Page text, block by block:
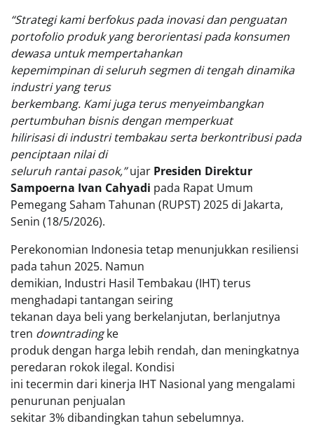
“Strategi kami berfokus pada inovasi dan penguatan
portofolio produk yang berorientasi pada konsumen
dewasa untuk mempertahankan
kepemimpinan di seluruh segmen di tengah dinamika
industri yang terus
berkembang. Kami juga terus menyeimbangkan
pertumbuhan bisnis dengan memperkuat
hilirisasi di industri tembakau serta berkontribusi pada
penciptaan nilai di
seluruh rantai pasok,”ujar Presiden Direktur
Sampoerna Ivan Cahyadi pada Rapat Umum
Pemegang Saham Tahunan (RUPST) 2025 di Jakarta,
Senin (18/5/2026).
Perekonomian Indonesia tetap menunjukkan resiliensi
pada tahun 2025. Namun
demikian, Industri Hasil Tembakau (IHT) terus
menghadapi tantangan seiring
tekanan daya beli yang berkelanjutan, berlanjutnya
tren downtradingke
produk dengan harga lebih rendah, dan meningkatnya
peredaran rokok ilegal. Kondisi
ini tecermin dari kinerja IHT Nasional yang mengalami
penurunan penjualan
sekitar 3% dibandingkan tahun sebelumnya.